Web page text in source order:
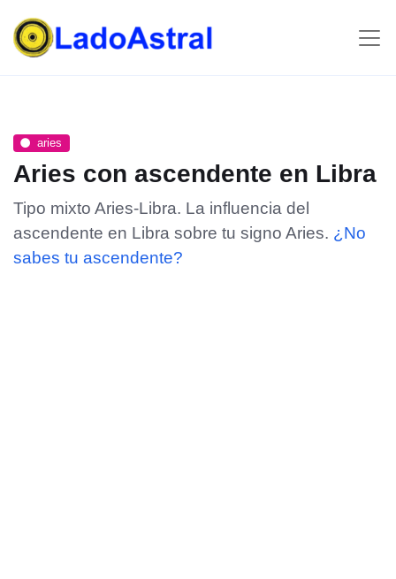
aries
Aries con ascendente en Libra
Tipo mixto Aries-Libra. La influencia del
ascendente en Libra sobre tu signo Aries. ¿No
sabes tu ascendente?